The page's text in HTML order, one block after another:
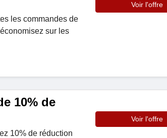
les commandes de
sur les
Voir l'offre
10% de
10% de réduction
Voir l'offre